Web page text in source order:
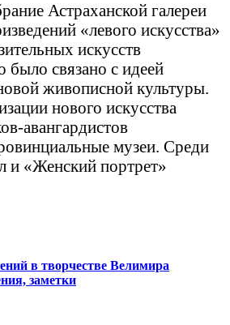
Астраханской галереи
«левого искусства»
искусств
связано с идеей
живописной культуры.
нового искусства
авангардистов
музеи. Среди
и «Женский портрет»
в творчестве Велимира
заметки